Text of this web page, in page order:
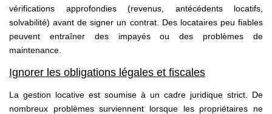
vérifications approfondies (revenus, antécédents locatifs,
solvabilité) avant de signer un contrat. Des locataires peu fiables
peuvent entraîner des impayés ou des problèmes de
maintenance.
Ignorer les obligations légales et fiscales
La gestion locative est soumise à un cadre juridique strict. De
nombreux problèmes surviennent lorsque les propriétaires ne